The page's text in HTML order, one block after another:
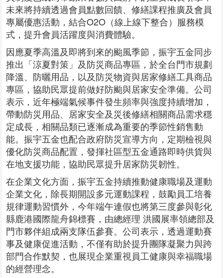
未來將持續透過會員點數回饋、修繕課程推廣及會員
專屬優惠活動，結合O2O（線上線下整合）服務模
式，提升會員活躍度與消費體驗。
因應夏季高溫及即將到來的颱風季節，振宇五金同步
推出「涼夏對策」及防災商品專區，於全台門市規劃
降溫、防曬用品，以及防災物資與居家修繕工具商品
專區，協助民眾提前做好防颱與居家安全準備。公司
表示，近年極端氣候事件發生頻率與強度持續增加，
帶動防災用品、居家安全及災後修繕相關商品需求穩
定成長，相關品類已逐漸成為重要的季節性銷售動
能。振宇五金也配合政府防災宣導方向，定期檢視與
優化防災商品配置，發揮社區型五金通路即時供貨與
在地支援功能，協助民眾提升居家防災韌性。
在企業文化方面，振宇五金持續推動健康職場及運動
企業文化，除長期開設多元運動課程，鼓勵員工培養
規律運動習慣外，今年端午連假也將第三度參與彰化
縣鹿港國際龍舟錦標賽，由總經理 洪國展率領總部及
門市夥伴組成兩支隊伍參賽。公司表示，透過運動賽
事及健康促進活動，不僅有助於提升團隊凝聚力與跨
部門合作默契，也展現企業重視員工健康與幸福職場
的經營理念。